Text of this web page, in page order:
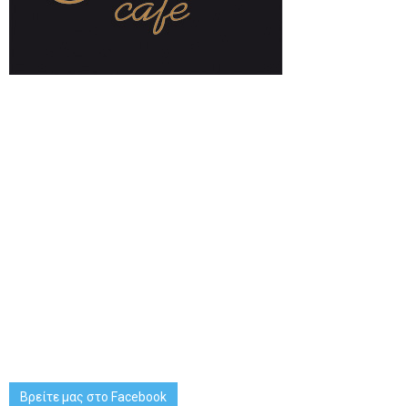
Βρείτε μας στο Facebook